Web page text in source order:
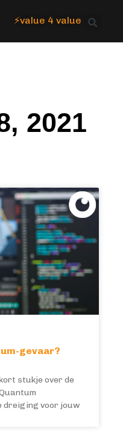
⚡value 4 value
2021
gevaar?
stukje over de
dreiging voor jouw